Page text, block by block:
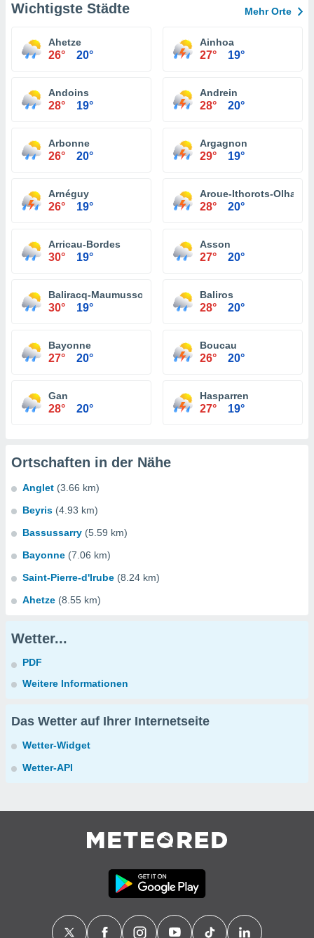
Wichtigste Städte Mehr Orte
Ahetze
26° 20°
Ainhoa
27° 19°
Andoins
28° 19°
Andrein
28° 20°
Arbonne
26° 20°
Argagnon
29° 19°
Arnéguy
26° 19°
Aroue-Ithorots-Olhaïby
28° 20°
Arricau-Bordes
30° 19°
Asson
27° 20°
Baliracq-Maumusson
30° 19°
Baliros
28° 20°
Bayonne
27° 20°
Boucau
26° 20°
Gan
28° 20°
Hasparren
27° 19°
Ortschaften in der Nähe
Anglet (3.66 km)
Beyris (4.93 km)
Bassussarry (5.59 km)
Bayonne (7.06 km)
Saint-Pierre-d'Irube (8.24 km)
Ahetze (8.55 km)
Wetter...
PDF
Weitere Informationen
Das Wetter auf Ihrer Internetseite
Wetter-Widget
Wetter-API